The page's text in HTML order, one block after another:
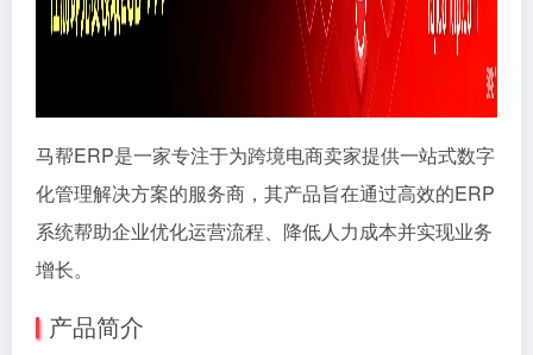
马帮ERP是一家专注于为跨境电商卖家提供一站式数字
化管理解决方案的服务商，其产品旨在通过高效的ERP
系统帮助企业优化运营流程、降低人力成本并实现业务
增长。
产品简介